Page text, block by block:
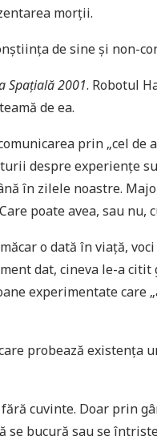
morții.
de sine și non-
Spațială 2001. Robotul
de ea.
prin „cel de
despre experiențe
în zilele noastre.
poate avea, sau nu,
o dată în viață,
dat, cineva le-a
experimentate care
probează existența
cuvinte. Doar prin
se bucură sau se